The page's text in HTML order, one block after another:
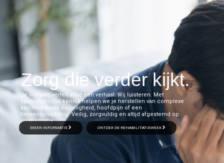
ONTDEK DE REHABILITATIEWEEK
Zorg die verder kijkt.
Je lichaam vertelt altijd een verhaal. Wij luisteren. Met
specialistische kennis helpen we je herstellen van complexe
klachten zoals duizeligheid, hoofdpijn of een
hersenschudding. Veilig, zorgvuldig en altijd afgestemd op
jouw situatie.
MEER INFORMATIE